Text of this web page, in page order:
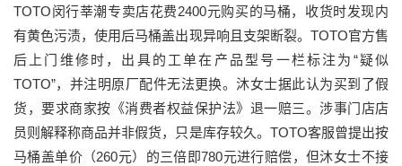
TOTO闵行莘潮专卖店花费2400元购买的马桶，收货时发现内
有黄色污渍，使用后马桶盖出现异响且支架断裂。TOTO官方售
后上门维修时，出具的工单在产品型号一栏标注为“疑似
TOTO”，并注明原厂配件无法更换。沐女士据此认为买到了假
货，要求商家按《消费者权益保护法》退一赔三。涉事门店店
员则解释称商品并非假货，只是库存较久。TOTO客服曾提出按
马桶盖单价（260元）的三倍即780元进行赔偿，但沐女士不接